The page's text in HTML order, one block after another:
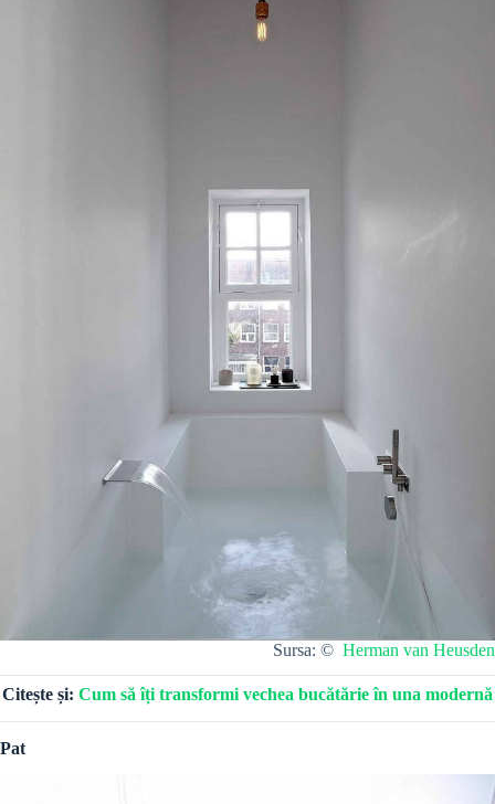
Sursa: © Herman van Heusden
Citește și: Cum să îți transformi vechea bucătărie în una modernă
Pat